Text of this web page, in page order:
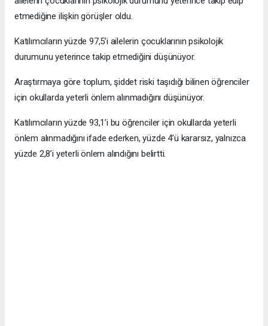
etmediğine ilişkin görüşler oldu.
Katılımcıların yüzde 97,5’i ailelerin çocuklarının psikolojik
durumunu yeterince takip etmediğini düşünüyor.
Araştırmaya göre toplum, şiddet riski taşıdığı bilinen öğrenciler
için okullarda yeterli önlem alınmadığını düşünüyor.
Katılımcıların yüzde 93,1’i bu öğrenciler için okullarda yeterli
önlem alınmadığını ifade ederken, yüzde 4’ü kararsız, yalnızca
yüzde 2,8’i yeterli önlem alındığını belirtti.